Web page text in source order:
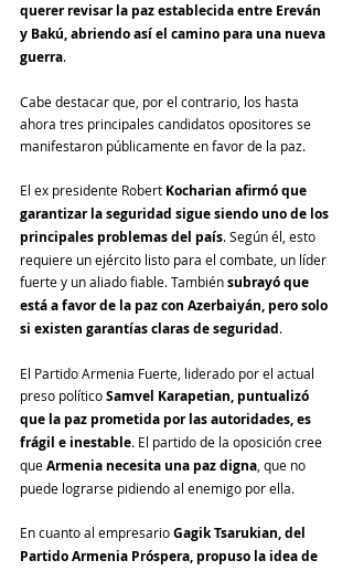
querer revisar la paz establecida entre Ereván
y Bakú, abriendo así el camino para una nueva
guerra.
Cabe destacar que, por el contrario, los hasta
ahora tres principales candidatos opositores se
manifestaron públicamente en favor de la paz.
El ex presidente Robert Kocharian afirmó que
garantizar la seguridad sigue siendo uno de los
principales problemas del país. Según él, esto
requiere un ejército listo para el combate, un líder
fuerte y un aliado fiable. También subrayó que
está a favor de la paz con Azerbaiyán, pero solo
si existen garantías claras de seguridad.
El Partido Armenia Fuerte, liderado por el actual
preso político Samvel Karapetian, puntualizó
que la paz prometida por las autoridades, es
frágil e inestable. El partido de la oposición cree
que Armenia necesita una paz digna, que no
puede lograrse pidiendo al enemigo por ella.
En cuanto al empresario Gagik Tsarukian, del
Partido Armenia Próspera, propuso la idea de